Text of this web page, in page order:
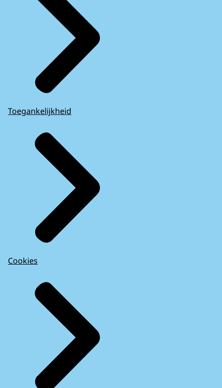
Toegankelijkheid
Cookies